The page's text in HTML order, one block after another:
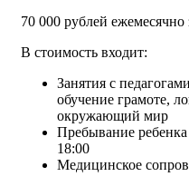
70 000 рублей ежемесячно
В стоимость входит:
Занятия с
обучение грамоте,
окружающий мир
Пребывание
18:00
Медицинское